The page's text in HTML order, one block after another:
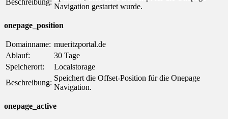
Navigation gestartet wurde.
onepage_position
Domainname: mueritzportal.de
Ablauf:
30 Tage
Speicherort:
Localstorage
Beschreibung:
Speichert die Offset-Position für die Onepage
Navigation.
onepage_active